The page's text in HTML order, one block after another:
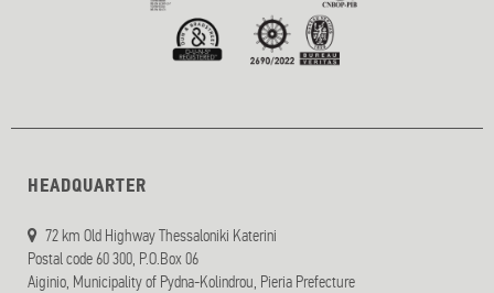
HEADQUARTER
72 km Old Highway Thessaloniki Katerini
Postal code 60 300, P.O.Box 06
Aiginio, Municipality of Pydna-Kolindrou, Pieria Prefecture